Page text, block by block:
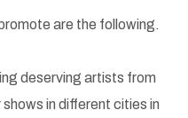
are the following.
deserving artists from
in different cities in